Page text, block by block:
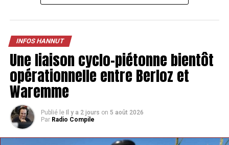
INFOS HANNUT
Une liaison cyclo-piétonne bientôt
opérationnelle entre Berloz et
Waremme
Publié le Il y a 2 jours on 5 août 2026
Par Radio Compile